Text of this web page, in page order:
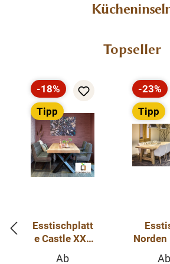
Produktgalerie überspringen
Topseller
Rabatt
-18%
Tipp
Esstischplatt
e Castle XXL
aus
Verkaufspreis:
Ab
Rabatt
-23%
Tipp
Norden
-
Ab